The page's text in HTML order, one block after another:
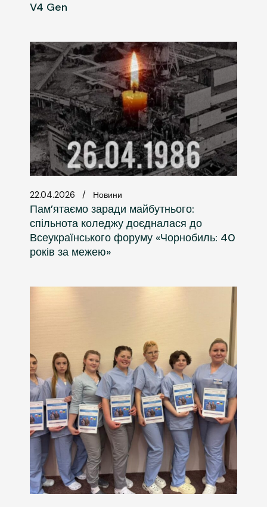
V4 Gen
22.04.2026 Новини
Пам’ятаємо заради майбутнього:
спільнота коледжу доєдналася до
Всеукраїнського форуму «Чорнобиль: 40
років за межею»